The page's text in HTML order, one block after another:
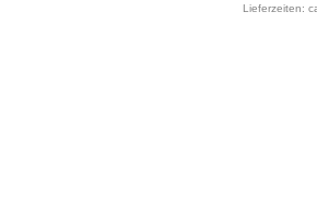
Lieferzeiten: